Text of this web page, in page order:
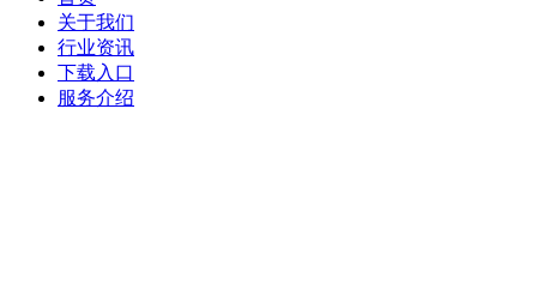
关于我们
行业资讯
下载入口
服务介绍